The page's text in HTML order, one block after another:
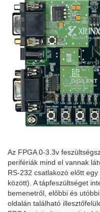
Az FPGA 0-3.3v
perifériák mind el vannak
RS-232 csatlakozó előtt
között). A tápfeszültséget
bemenetről, előbbi és
oldalán található